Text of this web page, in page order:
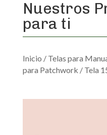
Nuestros
para ti
Inicio / Telas para
para Patchwork / Tela